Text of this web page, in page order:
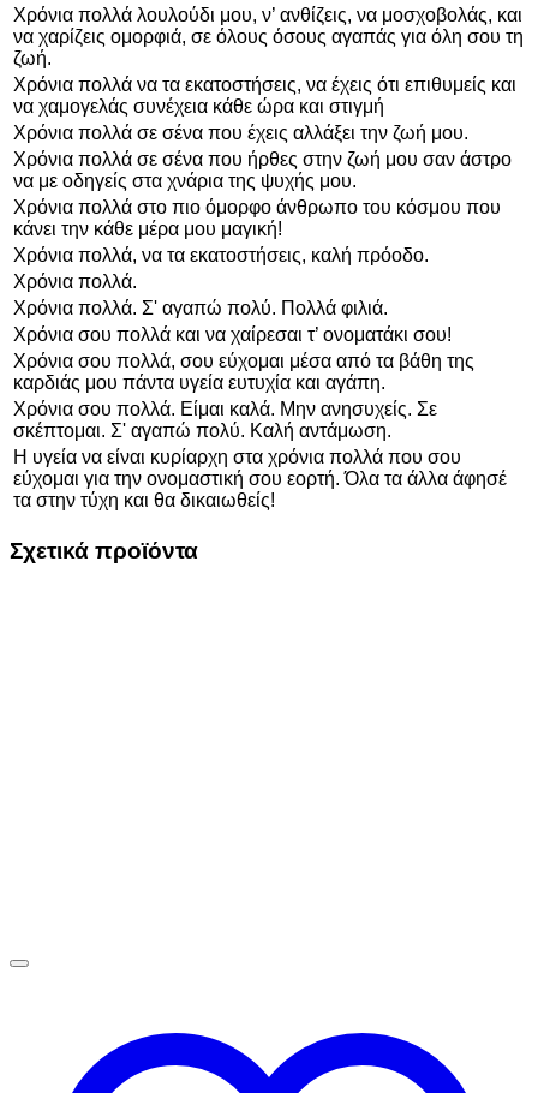
Χρόνια πολλά λουλούδι μου, ν’ ανθίζεις, να μοσχοβολάς, και
να χαρίζεις ομορφιά, σε όλους όσους αγαπάς για όλη σου τη
ζωή.
Χρόνια πολλά να τα εκατοστήσεις, να έχεις ότι επιθυμείς και
να χαμογελάς συνέχεια κάθε ώρα και στιγμή
Χρόνια πολλά σε σένα που έχεις αλλάξει την ζωή μου.
Χρόνια πολλά σε σένα που ήρθες στην ζωή μου σαν άστρο
να με οδηγείς στα χνάρια της ψυχής μου.
Χρόνια πολλά στο πιο όμορφο άνθρωπο του κόσμου που
κάνει την κάθε μέρα μου μαγική!
Χρόνια πολλά, να τα εκατοστήσεις, καλή πρόοδο.
Χρόνια πολλά.
Χρόνια πολλά. Σ' αγαπώ πολύ. Πολλά φιλιά.
Χρόνια σου πολλά και να χαίρεσαι τ’ ονοματάκι σου!
Χρόνια σου πολλά, σου εύχομαι μέσα από τα βάθη της
καρδιάς μου πάντα υγεία ευτυχία και αγάπη.
Χρόνια σου πολλά. Είμαι καλά. Μην ανησυχείς. Σε
σκέπτομαι. Σ' αγαπώ πολύ. Καλή αντάμωση.
Η υγεία να είναι κυρίαρχη στα χρόνια πολλά που σου
εύχομαι για την ονομαστική σου εορτή. Όλα τα άλλα άφησέ
τα στην τύχη και θα δικαιωθείς!
Σχετικά προϊόντα